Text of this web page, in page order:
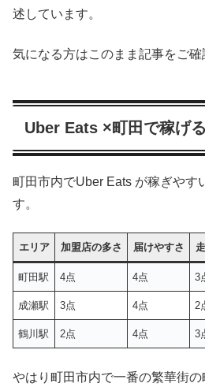
述しています。
気になる方はこのまま記事をご確
Uber Eats ×町田で稼げ
町田市内でUber Eats が稼ぎやす
す。
エリア 加盟店の多さ 届けやすさ
町田駅 4点 4点 3
成瀬駅 3点 4点 2
鶴川駅 2点 4点 3
やはり町田市内で一番の繁華街